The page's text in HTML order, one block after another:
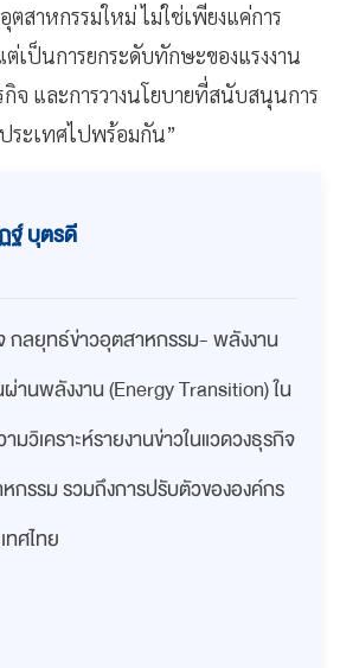
สาหกรรมใหม่ ไม่ใช่เพียงแค่การ
เป็นการยกระดับทักษะของแรงงาน
กิจ และการวางนโยบายที่สนับสนุนการ
ระเทศไปพร้อมกัน”
บุตรดี
กลยุทธ์ข่าวอุตสาหกรรม- พลังงาน
านพลังงาน (Energy Transition) ใน
มวิเคราะห์รายงานข่าวในแวดวงธุรกิจ
กรรม รวมถึงการปรับตัวขององค์กร
ทศไทย